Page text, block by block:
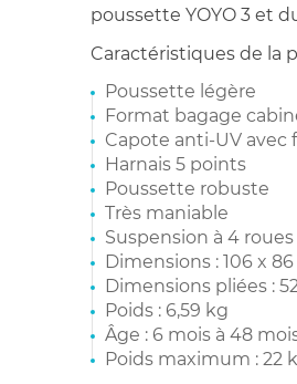
poussette YOYO 3 et
Caractéristiques de la
Poussette légère
Format bagage
Capote anti-UV
Harnais 5 points
Poussette robuste
Très maniable
Suspension à 4
Dimensions : 106 x
Dimensions pliées :
Poids : 6,59 kg
Âge : 6 mois à 48
Poids maximum : 22